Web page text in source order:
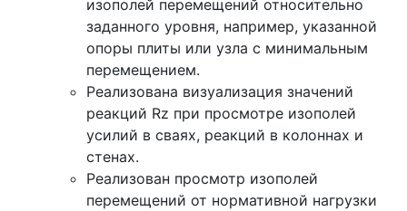
изополей перемещений относительно
заданного уровня, например, указанной
опоры плиты или узла с минимальным
перемещением.
Реализована визуализация значений
реакций Rz при просмотре изополей
усилий в сваях, реакций в колоннах и
стенах.
Реализован просмотр изополей
перемещений от нормативной нагрузки